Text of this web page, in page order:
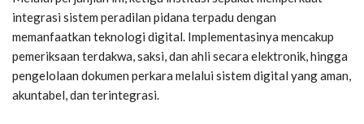
integrasi sistem peradilan pidana terpadu dengan
memanfaatkan teknologi digital. Implementasinya mencakup
pemeriksaan terdakwa, saksi, dan ahli secara elektronik, hingga
pengelolaan dokumen perkara melalui sistem digital yang aman,
akuntabel, dan terintegrasi.